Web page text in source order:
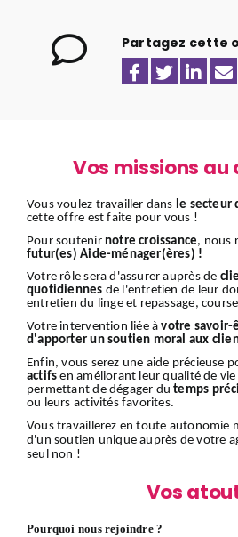
Partagez cette
Vos missions au
Vous voulez travailler dans le secteur
cette offre est faite pour vous !
Pour soutenir notre croissance, nous
futur(es) Aide-ménager(ères) !
Votre rôle sera d'assurer auprès de
quotidiennes de l'entretien de leur
entretien du linge et repassage,
Votre intervention liée àvotre savoir-
d'apporter un soutien moral aux
Enfin, vous serez une aide précieuse
actifs en améliorant leur qualité de
permettant de dégager dutemps
ou leurs activités favorites.
Vous travaillerez en toute autonomie
d'un soutien unique auprès de votre
seul non !
Vos
Pourquoi nous rejoindre ?